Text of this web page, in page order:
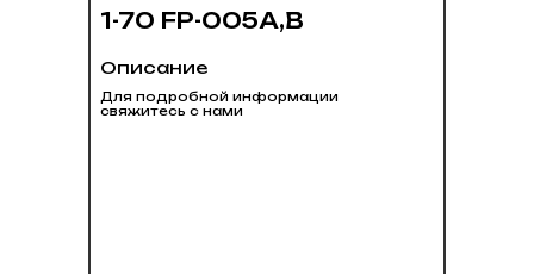
1-70 FР-005A,B
Описание
Для подробной информации
свяжитесь с нами